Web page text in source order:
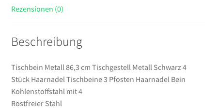
Bein
4
Rezensionen (0)
Beschreibung
Tischbein Metall 86,3 cm Tischgestell Metall Schwarz 4
Stück Haarnadel Tischbeine 3 Pfosten Haarnadel Bein
Kohlenstoffstahl mit 4
Rostfreier Stahl